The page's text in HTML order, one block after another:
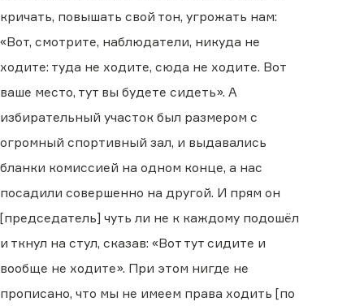
кричать, повышать свой тон, угрожать нам:
«Вот, смотрите, наблюдатели, никуда не
ходите: туда не ходите, сюда не ходите. Вот
ваше место, тут вы будете сидеть». А
избирательный участок был размером с
огромный спортивный зал, и выдавались
бланки комиссией на одном конце, а нас
посадили совершенно на другой. И прям он
[председатель] чуть ли не к каждому подошёл
и ткнул на стул, сказав: «Вот тут сидите и
вообще не ходите». При этом нигде не
прописано, что мы не имеем права ходить [по